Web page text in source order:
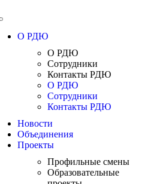
О РДЮ
О РДЮ
Сотрудники
Контакты РДЮ
О РДЮ
Сотрудники
Контакты РДЮ
Новости
Объединения
Проекты
Профильные смены
Образовательные